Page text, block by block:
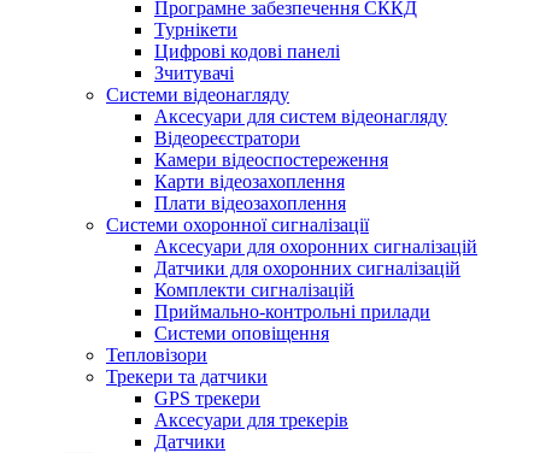
Програмне забезпечення СККД
Турнікети
Цифрові кодові панелі
Зчитувачі
Системи відеонагляду
Аксесуари для систем відеонагляду
Відеореєстратори
Камери відеоспостереження
Карти відеозахоплення
Плати відеозахоплення
Системи охоронної сигналізації
Аксесуари для охоронних сигналізацій
Датчики для охоронних сигналізацій
Комплекти сигналізацій
Приймально-контрольні прилади
Системи оповіщення
Тепловізори
Трекери та датчики
GPS трекери
Аксесуари для трекерів
Датчики